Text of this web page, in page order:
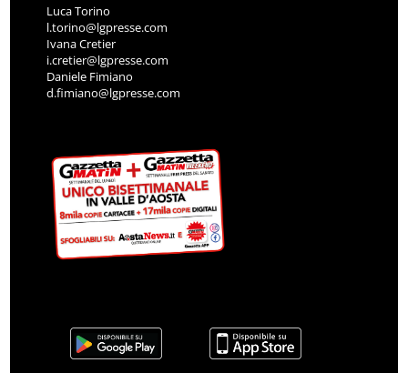
Luca Torino
l.torino@lgpresse.com
Ivana Cretier
i.cretier@lgpresse.com
Daniele Fimiano
d.fimiano@lgpresse.com